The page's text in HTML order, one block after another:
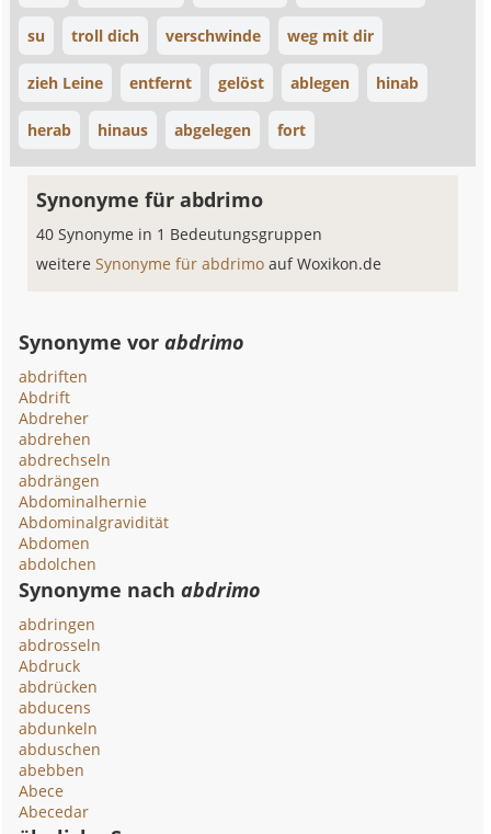
su troll dich verschwinde weg mit dir
zieh Leine entfernt gelöst ablegen hinab
herab hinaus abgelegen fort
Synonyme für abdrimo
40 Synonyme in 1 Bedeutungsgruppen
weitereSynonyme für abdrimoauf Woxikon.de
Synonyme vorabdrimo
abdriften
Abdrift
Abdreher
abdrehen
abdrechseln
abdrängen
Abdominalhernie
Abdominalgravidität
Abdomen
abdolchen
Synonyme nachabdrimo
abdringen
abdrosseln
Abdruck
abdrücken
abducens
abdunkeln
abduschen
abebben
Abece
Abecedar